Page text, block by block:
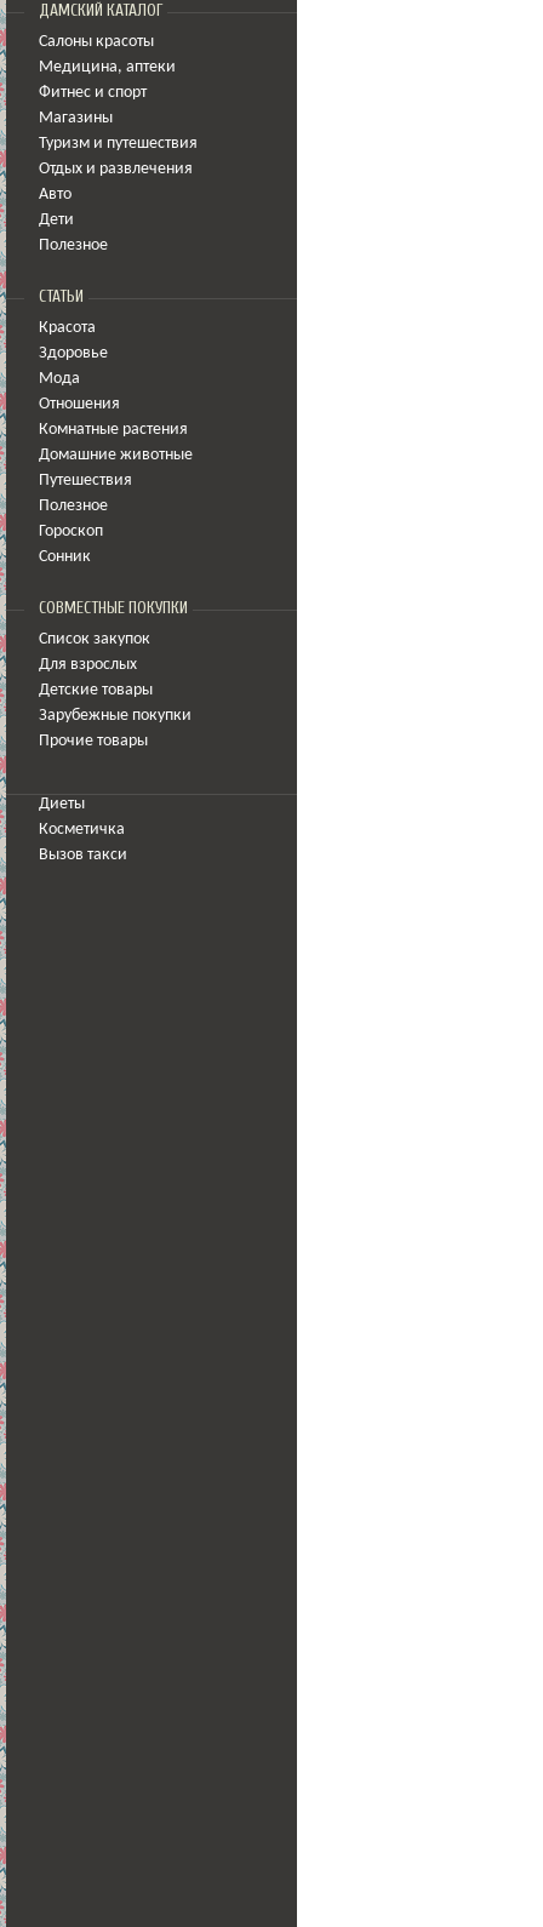
ДАМСКИЙ КАТАЛОГ
Салоны красоты
Медицина, аптеки
Фитнес и спорт
Магазины
Туризм и путешествия
Отдых и развлечения
Авто
Дети
Полезное
СТАТЬИ
Красота
Здоровье
Мода
Отношения
Комнатные растения
Домашние животные
Путешествия
Полезное
Гороскоп
Сонник
СОВМЕСТНЫЕ ПОКУПКИ
Список закупок
Для взрослых
Детские товары
Зарубежные покупки
Прочие товары
Диеты
Косметичка
Вызов такси